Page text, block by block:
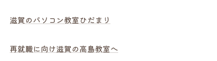
滋賀のパソコン教室ひだまり
再就職に向け滋賀の高島教室へ